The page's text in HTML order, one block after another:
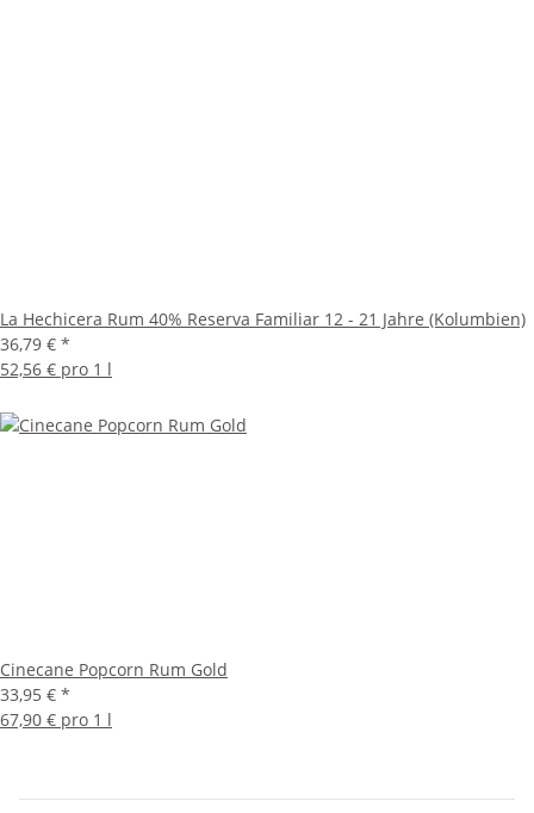
La Hechicera Rum 40% Reserva Familiar 12 - 21 Jahre (Kolumbien)
36,79 € *
52,56 € pro 1 l
Cinecane Popcorn Rum Gold
33,95 € *
67,90 € pro 1 l